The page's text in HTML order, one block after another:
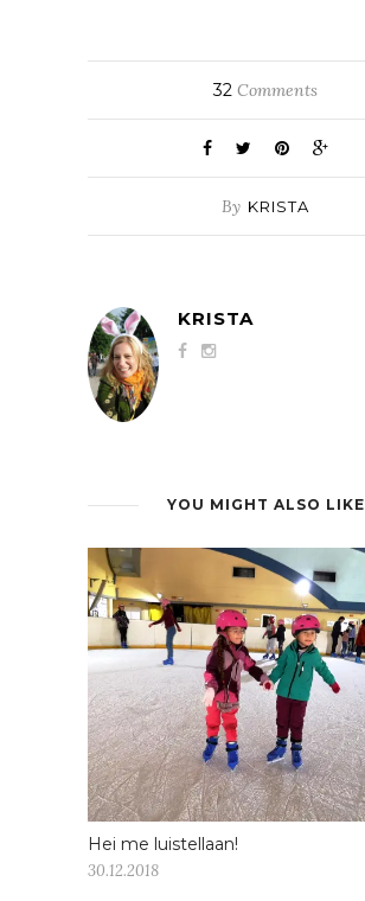
32 Comments
By KRISTA
KRISTA
YOU MIGHT ALSO LIKE
Hei me luistellaan!
30.12.2018